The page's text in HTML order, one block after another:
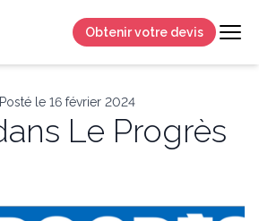
Obtenir votre devis
Posté le 16 février 2024
Le Progrès